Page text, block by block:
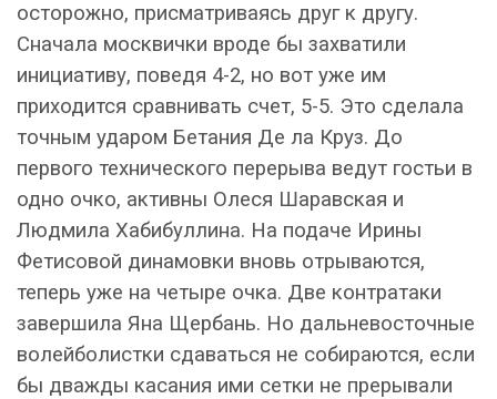
осторожно, присматриваясь друг к другу.
Сначала москвички вроде бы захватили
инициативу, поведя 4-2, но вот уже им
приходится сравнивать счет, 5-5. Это сделала
точным ударом Бетания Де ла Круз. До
первого технического перерыва ведут гостьи в
одно очко, активны Олеся Шаравская и
Людмила Хабибуллина. На подаче Ирины
Фетисовой динамовки вновь отрываются,
теперь уже на четыре очка. Две контратаки
завершила Яна Щербань. Но дальневосточные
волейболистки сдаваться не собираются, если
бы дважды касания ими сетки не прерывали